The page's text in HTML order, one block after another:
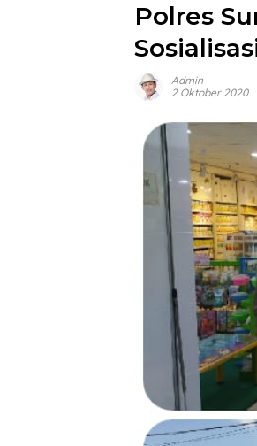
Polres
Admin
2 Oktober 2020